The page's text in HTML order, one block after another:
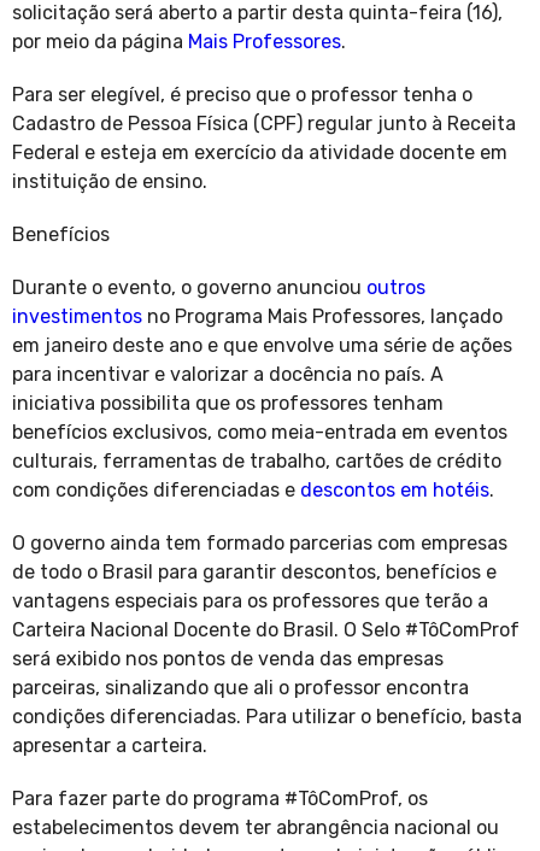
solicitação será aberto a partir desta quinta-feira (16),
por meio da página Mais Professores.
Para ser elegível, é preciso que o professor tenha o
Cadastro de Pessoa Física (CPF) regular junto à Receita
Federal e esteja em exercício da atividade docente em
instituição de ensino.
Benefícios
Durante o evento, o governo anunciou outros
investimentos no Programa Mais Professores, lançado
em janeiro deste ano e que envolve uma série de ações
para incentivar e valorizar a docência no país. A
iniciativa possibilita que os professores tenham
benefícios exclusivos, como meia-entrada em eventos
culturais, ferramentas de trabalho, cartões de crédito
com condições diferenciadas e descontos em hotéis.
O governo ainda tem formado parcerias com empresas
de todo o Brasil para garantir descontos, benefícios e
vantagens especiais para os professores que terão a
Carteira Nacional Docente do Brasil. O Selo #TôComProf
será exibido nos pontos de venda das empresas
parceiras, sinalizando que ali o professor encontra
condições diferenciadas. Para utilizar o benefício, basta
apresentar a carteira.
Para fazer parte do programa #TôComProf, os
estabelecimentos devem ter abrangência nacional ou